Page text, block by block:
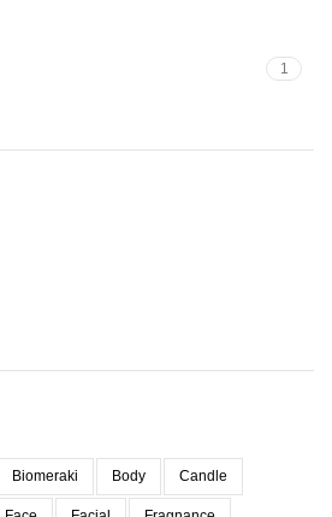
1
Biomeraki Body Candle